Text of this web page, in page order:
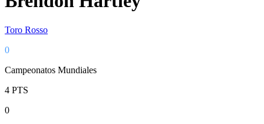
Toro Rosso
0
Campeonatos Mundiales
4 PTS
0